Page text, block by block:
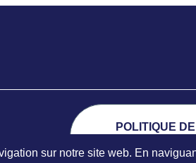
sur notre site web. En
POLITIQUE DE